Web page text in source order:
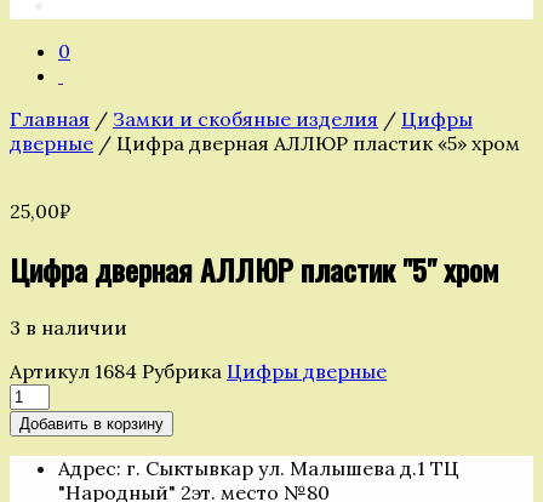
0
Главная / Замки и скобяные изделия / Цифры
дверные / Цифра дверная АЛЛЮР пластик «5» хром
25,00₽
Цифра дверная АЛЛЮР пластик "5" хром
3 в наличии
Артикул 1684 Рубрика Цифры дверные
Количество
товара
Цифра
дверная
АЛЛЮР
Добавить в корзину
Адрес: г. Сыктывкар ул. Малышева д.1 ТЦ
"Народный" 2эт. место №80